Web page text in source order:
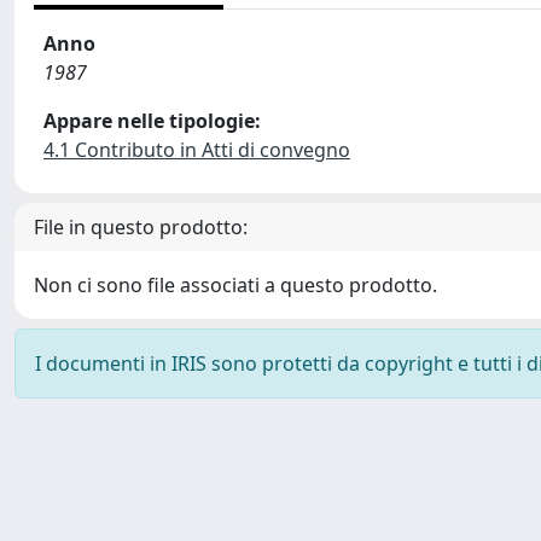
Anno
1987
Appare nelle tipologie:
4.1 Contributo in Atti di convegno
File in questo prodotto:
Non ci sono file associati a questo prodotto.
I documenti in IRIS sono protetti da copyright e tutti i